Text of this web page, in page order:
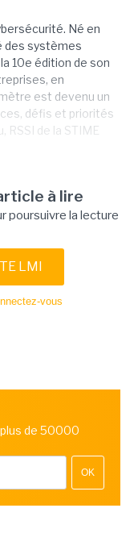
Né en
des systèmes
10e édition de son
en
est devenu un
défis et priorités
RSSI de la STIME
à lire
poursuivre la lecture
LMI
vous
de 50000
OK